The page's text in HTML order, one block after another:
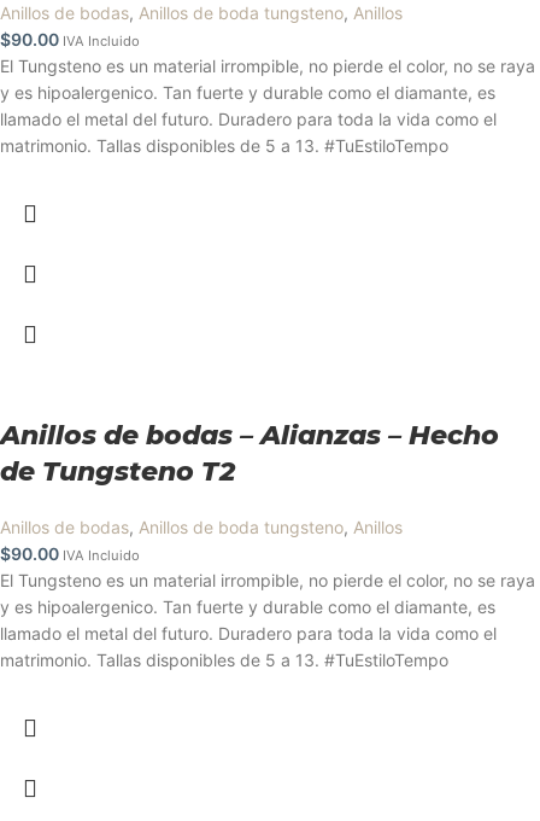
Anillos de bodas, Anillos de boda tungsteno, Anillos
$90.00 IVA Incluido
El Tungsteno es un material irrompible, no pierde el color, no se raya
y es hipoalergenico. Tan fuerte y durable como el diamante, es
llamado el metal del futuro. Duradero para toda la vida como el
matrimonio. Tallas disponibles de 5 a 13. #TuEstiloTempo
Anillos de bodas – Alianzas – Hecho
de Tungsteno T2
Anillos de bodas, Anillos de boda tungsteno, Anillos
$90.00 IVA Incluido
El Tungsteno es un material irrompible, no pierde el color, no se raya
y es hipoalergenico. Tan fuerte y durable como el diamante, es
llamado el metal del futuro. Duradero para toda la vida como el
matrimonio. Tallas disponibles de 5 a 13. #TuEstiloTempo